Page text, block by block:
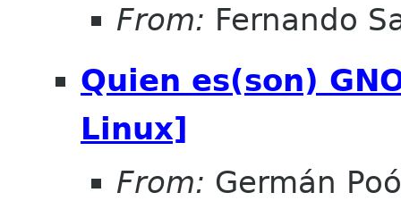
From: Fernando
Quien es(son)
Linux]
From: Germán